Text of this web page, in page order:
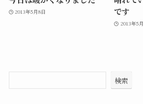
2013年5月8日
です
2013年5
検索